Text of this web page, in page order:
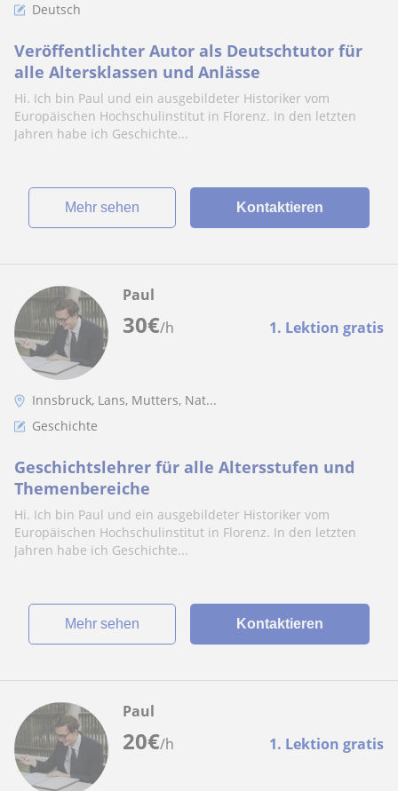
Deutsch
Veröffentlichter Autor als Deutschtutor für
alle Altersklassen und Anlässe
Hi. Ich bin Paul und ein ausgebildeter Historiker vom
Europäischen Hochschulinstitut in Florenz. In den letzten
Jahren habe ich Geschichte...
Mehr sehen Kontaktieren
30€/h 1. Lektion gratis
Paul
Innsbruck, Lans, Mutters, Nat...
Geschichte
Geschichtslehrer für alle Altersstufen und
Themenbereiche
Hi. Ich bin Paul und ein ausgebildeter Historiker vom
Europäischen Hochschulinstitut in Florenz. In den letzten
Jahren habe ich Geschichte...
Mehr sehen Kontaktieren
20€/h 1. Lektion gratis
Paul